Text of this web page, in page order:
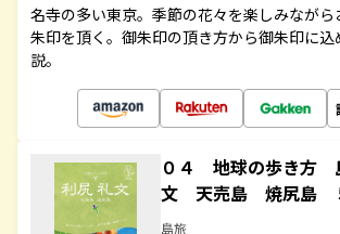
名寺の多い東京。季節の花々を楽しみなが
朱印を頂く。御朱印の頂き方から御朱印に
説。
０４ 地球の歩き
文 天売島 焼尻島
島旅